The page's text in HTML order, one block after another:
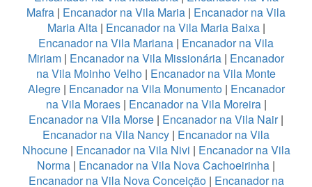
Mafra | Encanador na Vila Maria | Encanador na Vila
Maria Alta| Encanador na Vila Maria Baixa|
Encanador na Vila Mariana | Encanador na Vila
Miriam | Encanador na Vila Missionária | Encanador
na Vila Moinho Velho | Encanador na Vila Monte
Alegre| Encanador na Vila Monumento| Encanador
na Vila Moraes| Encanador na Vila Moreira|
Encanador na Vila Morse | Encanador na Vila Nair|
Encanador na Vila Nancy | Encanador na Vila
Nhocune| Encanador na Vila Nivi | Encanador na Vila
Norma | Encanador na Vila Nova Cachoeirinha |
Encanador na Vila Nova Conceição| Encanador na